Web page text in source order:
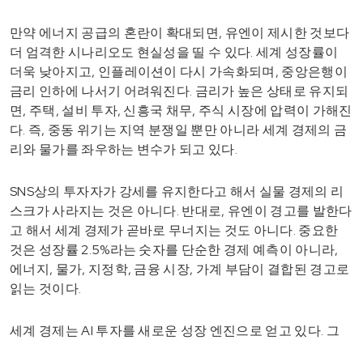
만약 에너지 공급의 혼란이 확대되면, 유엔이 제시한 것보다
더 엄격한 시나리오도 현실성을 띨 수 있다. 세계 성장률이
더욱 낮아지고, 인플레이션이 다시 가속화되며, 중앙은행이
금리 인하에 나서기 어려워진다. 금리가 높은 상태로 유지되
면, 주택, 설비 투자, 신흥국 채무, 주식 시장에 압력이 가해진
다. 즉, 중동 위기는 지역 분쟁일 뿐만 아니라 세계 경제의 금
리와 물가를 좌우하는 변수가 되고 있다.
SNS상의 투자자가 강세를 유지한다고 해서 실물 경제의 리
스크가 사라지는 것은 아니다. 반대로, 유엔이 경고를 발한다
고 해서 세계 경제가 곧바로 무너지는 것도 아니다. 중요한
것은 성장률 2.5%라는 숫자를 단순한 경제 예측이 아니라,
에너지, 물가, 지정학, 금융 시장, 가계 부담이 결합된 경고로
읽는 것이다.
세계 경제는 AI 투자를 새로운 성장 엔진으로 얻고 있다. 그